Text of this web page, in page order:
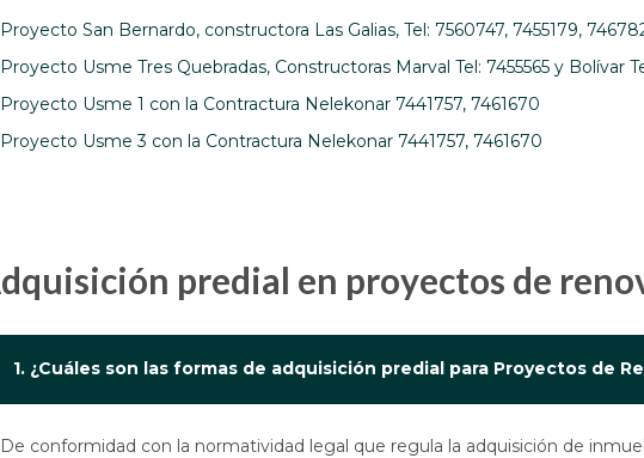
Proyecto San Bernardo, constructora Las Galias, Tel: 7560747, 7455179,
Proyecto Usme Tres Quebradas, Constructoras Marval Tel: 7455565 y Bolívar
Proyecto Usme 1 con la Contractura Nelekonar 7441757, 7461670
Proyecto Usme 3 con la Contractura Nelekonar 7441757, 7461670
Adquisición predial en proyectos de
1. ¿Cuáles son las formas de adquisición predial para Proyectos de
De conformidad con la normatividad legal que regula la adquisición de